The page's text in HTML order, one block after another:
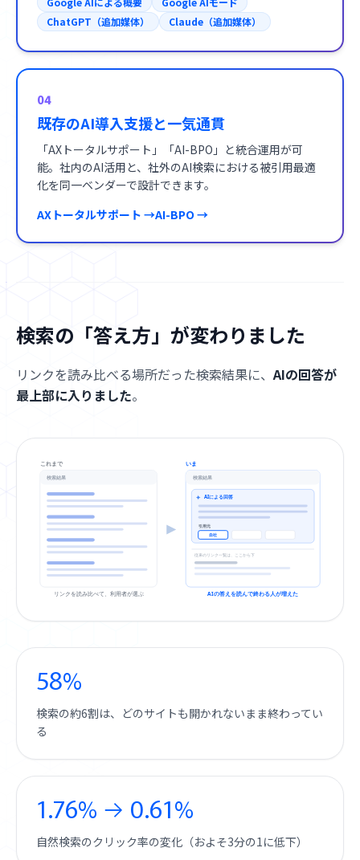
ChatGPT（追加媒体）
Claude（追加媒体）
04
既存のAI導入支援と一気通貫
「AXトータルサポート」「AI-BPO」と統合運用が可
能。社内のAI活用と、社外のAI検索における被引用最適
化を同一ベンダーで設計できます。
AXトータルサポート →AI-BPO →
検索の「答え方」が変わりました
リンクを読み比べる場所だった検索結果に、AIの回答が
最上部に入りました。
これまで
検索結果
リンクを読み比べて、利用者が選ぶ
いま
検索結果
AIによる回答
引用元
自社
従来のリンク一覧は、ここから下
AIの答えを読んで終わる人が増えた
58%
検索の約6割は、どのサイトも開かれないまま終わってい
る
1.76% → 0.61%
自然検索のクリック率の変化（およそ3分の1に低下）